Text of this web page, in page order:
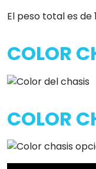
El peso total es de
COLOR
COLOR